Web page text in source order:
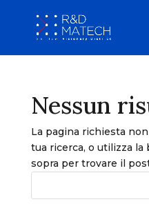
Nessun
La pagina richiesta
tua ricerca, o utilizza la
sopra per trovare il